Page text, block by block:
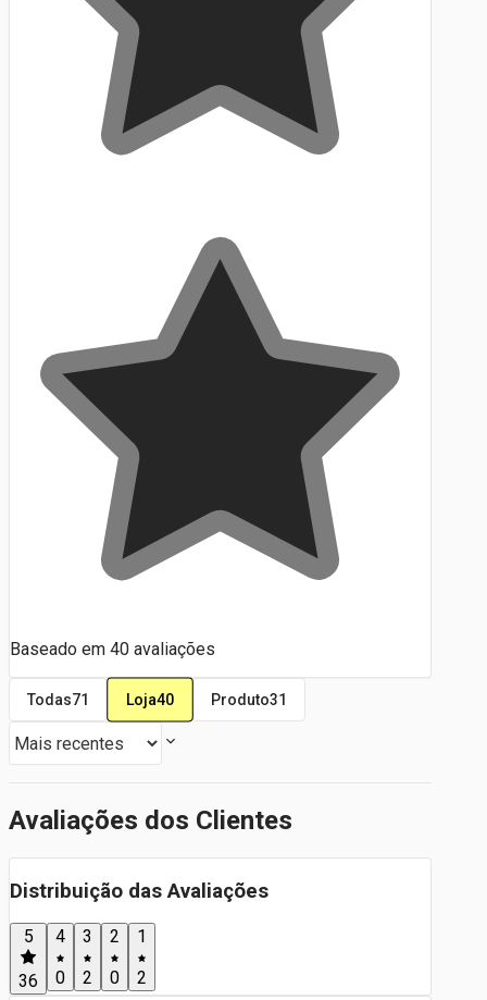
Baseado em 40 avaliações
Todas71 Loja40 Produto31
Avaliações dos Clientes
Distribuição das Avaliações
5
36
4
0
3
2
2
0
1
2